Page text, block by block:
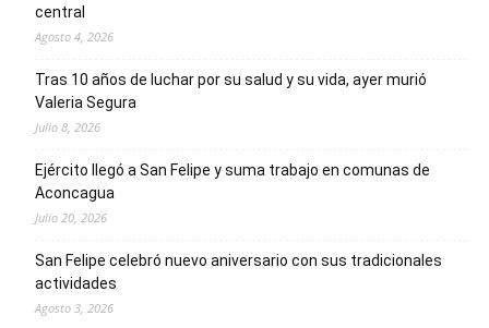
central
Agosto 4, 2026
Tras 10 años de luchar por su salud y su vida, ayer murió
Valeria Segura
Julio 8, 2026
Ejército llegó a San Felipe y suma trabajo en comunas de
Aconcagua
Julio 20, 2026
San Felipe celebró nuevo aniversario con sus tradicionales
actividades
Agosto 3, 2026